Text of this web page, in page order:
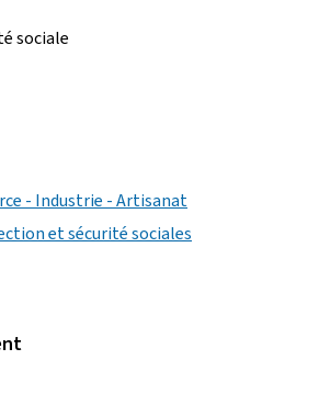
sociale
- Industrie - Artisanat
et sécurité sociales